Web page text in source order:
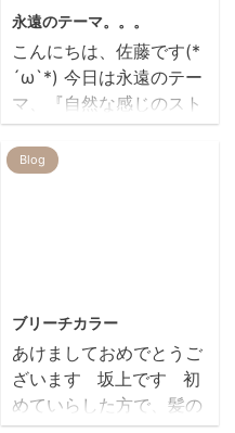
永遠のテーマ。。。
こんにちは、佐藤です(*
´ω`*) 今日は永遠のテー
マ、『自然な感じのスト
レート』についてお話し
つつ、 それにまつわる新
っと長くなるのでここで
は話しませんが、 殆どの
人を悩ませるくせ毛を永
遠のテーマ『自然な感じ
のストレート』 にする商
Blog
ブリーチカラー
あけましておめでとうご
ざいます 坂上です 初
めていらした方で、髪の